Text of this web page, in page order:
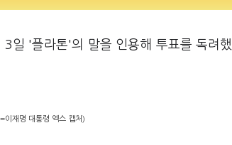
일 '플라톤'의 말을 인용해 투표를 독려했
이재명 대통령 엑스 캡처)